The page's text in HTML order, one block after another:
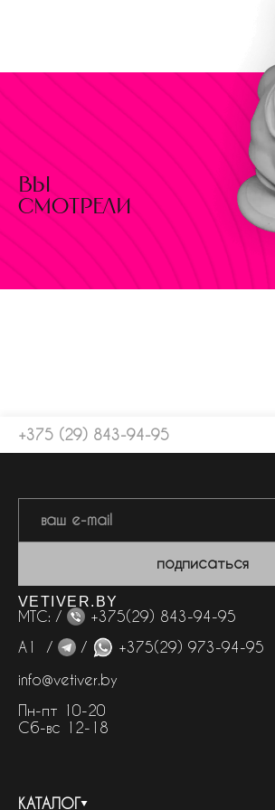
вы
смотрели
+375 (29) 843-94-95
подписаться
VETIVER.BY
МТС: /
+375(29) 843-94-95
А1 /
/
+375(29) 973-94-95
info@vetiver.by
Пн-пт 10-20
Сб-вс 12-18
КАТАЛОГ